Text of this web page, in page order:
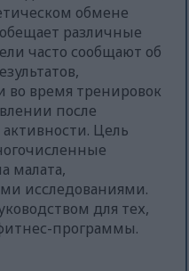
обмене
различные
часто сообщают об
время тренировок
после
Цель
малата,
исследованиями.
для тех,
программы.